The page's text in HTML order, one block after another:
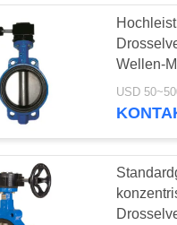
Wellen-
USD